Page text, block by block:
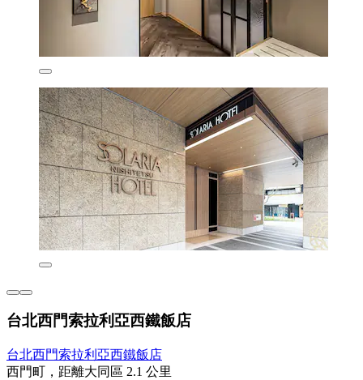
台北西門索拉利亞西鐵飯店
台北西門索拉利亞西鐵飯店
西門町，距離大同區 2.1 公里